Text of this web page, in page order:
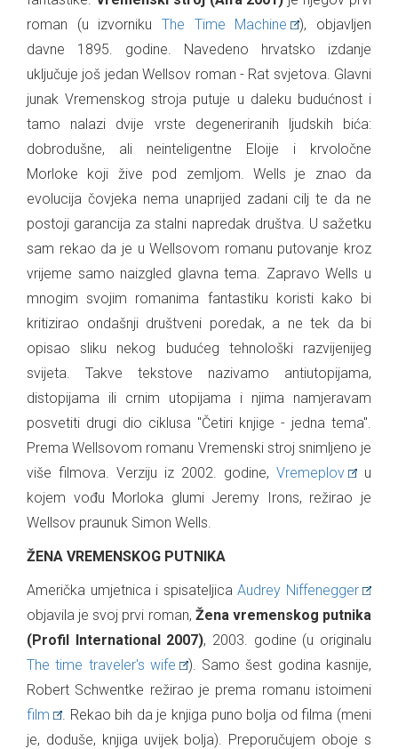
roman (u izvorniku The Time Machine
), objavljen
davne 1895. godine. Navedeno hrvatsko izdanje
uključuje još jedan Wellsov roman - Rat svjetova. Glavni
junak Vremenskog stroja putuje u daleku budućnost i
tamo nalazi dvije vrste degeneriranih ljudskih bića:
dobrodušne, ali neinteligentne Eloije i krvoločne
Morloke koji žive pod zemljom. Wells je znao da
evolucija čovjeka nema unaprijed zadani cilj te da ne
postoji garancija za stalni napredak društva. U sažetku
sam rekao da je u Wellsovom romanu putovanje kroz
vrijeme samo naizgled glavna tema. Zapravo Wells u
mnogim svojim romanima fantastiku koristi kako bi
kritizirao ondašnji društveni poredak, a ne tek da bi
opisao sliku nekog budućeg tehnološki razvijenijeg
svijeta. Takve tekstove nazivamo antiutopijama,
distopijama ili crnim utopijama i njima namjeravam
posvetiti drugi dio ciklusa "Četiri knjige - jedna tema".
Prema Wellsovom romanu Vremenski stroj snimljeno je
više filmova. Verziju iz 2002. godine, Vremeplov
u
kojem vođu Morloka glumi Jeremy Irons, režirao je
Wellsov praunuk Simon Wells.
ŽENA VREMENSKOG PUTNIKA
Američka umjetnica i spisateljicaAudrey Niffenegger
objavila je svoj prvi roman, Žena vremenskog putnika
(Profil International 2007), 2003. godine (u originalu
The time traveler's wife
). Samo šest godina kasnije,
Robert Schwentke režirao je prema romanu istoimeni
film
. Rekao bih da je knjiga puno bolja od filma (meni
je, doduše, knjiga uvijek bolja). Preporučujem oboje s